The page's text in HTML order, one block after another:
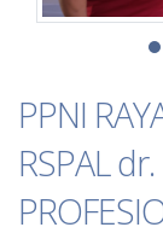
PPNI
RSPAL